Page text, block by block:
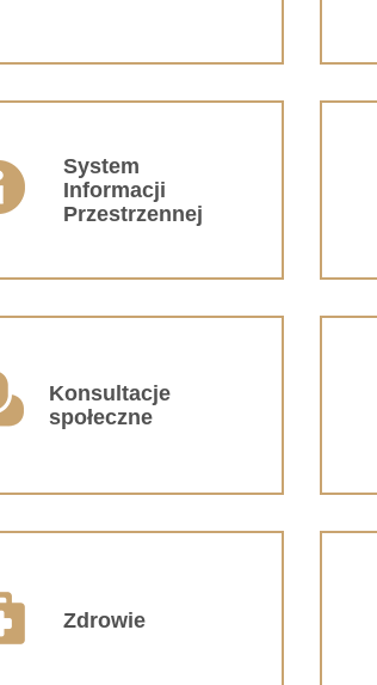
System
Informacji
Przestrzennej
Konsultacje
społeczne
Zdrowie